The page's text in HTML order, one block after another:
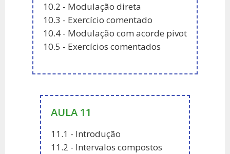
10.2 - Modulação direta
10.3 - Exercício comentado
10.4 - Modulação com acorde pivot
10.5 - Exercícios comentados
AULA 11
11.1 - Introdução
11.2 - Intervalos compostos